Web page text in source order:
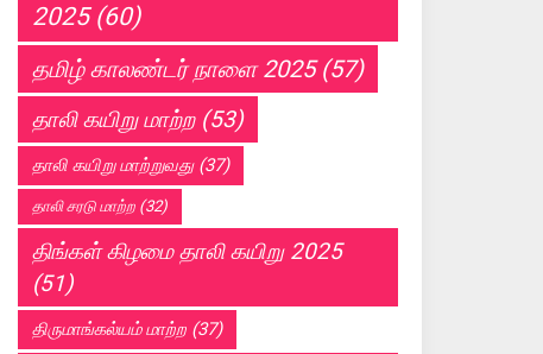
2025(60)
தமிழ் காலண்டர் நாளை 2025(57)
தாலி கயிறு மாற்ற(53)
தாலி கயிறு மாற்றுவது(37)
தாலி சரடு மாற்ற (32)
திங்கள் கிழமை தாலி கயிறு 2025
(51)
திருமாங்கல்யம் மாற்ற (37)